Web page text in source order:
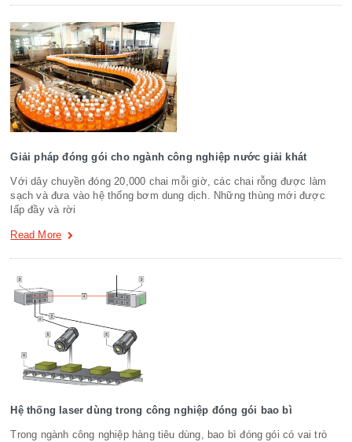
Giải pháp đóng gói cho ngành công nghiệp nước giải khát
Với dây chuyền đóng 20,000 chai mỗi giờ, các chai rỗng được làm
sạch và đưa vào hệ thống bơm dung dịch. Những thùng mới được
lấp đầy và rời
Read More
Hệ thống laser dùng trong công nghiệp đóng gói bao bì
Trong ngành công nghiệp hàng tiêu dùng, bao bì đóng gói có vai trò